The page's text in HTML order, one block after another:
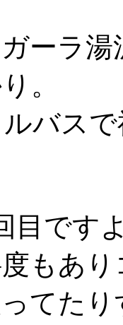
ーラ
。
バス
目です
もあ
てたり